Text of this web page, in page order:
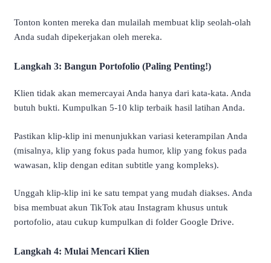
Tonton konten mereka dan mulailah membuat klip seolah-olah
Anda sudah dipekerjakan oleh mereka.
Langkah 3: Bangun Portofolio (Paling Penting!)
Klien tidak akan memercayai Anda hanya dari kata-kata. Anda
butuh bukti. Kumpulkan 5-10 klip terbaik hasil latihan Anda.
Pastikan klip-klip ini menunjukkan variasi keterampilan Anda
(misalnya, klip yang fokus pada humor, klip yang fokus pada
wawasan, klip dengan editan subtitle yang kompleks).
Unggah klip-klip ini ke satu tempat yang mudah diakses. Anda
bisa membuat akun TikTok atau Instagram khusus untuk
portofolio, atau cukup kumpulkan di folder Google Drive.
Langkah 4: Mulai Mencari Klien